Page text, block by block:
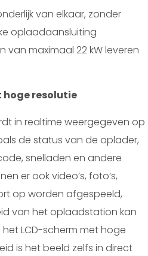
van elkaar, zonder
oplaadaansluiting
van maximaal 22 kW leveren
hoge resolutie
in realtime weergegeven op
de status van de oplader,
snelladen en andere
er ook video’s, foto’s,
op worden afgespeeld,
van het oplaadstation kan
LCD-scherm met hoge
is het beeld zelfs in direct